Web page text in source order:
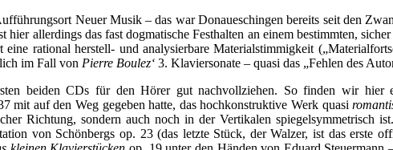
Neuer Musik – das war Donaueschingen bereits seit den
allerdings das fast dogmatische Festhalten an einem bestimmten,
rational herstell- und analysierbare Materialstimmigkeit
im Fall von Pierre Boulez‘ 3. Klaviersonate – quasi das „Fehlen des
beiden CDs für den Hörer gut nachvollziehen. So finden wir hier
mit auf den Weg gegeben hatte, das hochkonstruktive Werk quasi
Richtung, sondern auch noch in der Vertikalen spiegelsymmetrisch
von Schönbergs op. 23 (das letzte Stück, der Walzer, ist das erste